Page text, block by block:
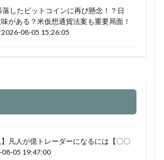
したビットコインに再び懸念！？日
がある？米仮想通貨法案も重要局面！
08-05 15:26:05
】凡人が億トレーダーになるには【〇〇
05 19:47:00